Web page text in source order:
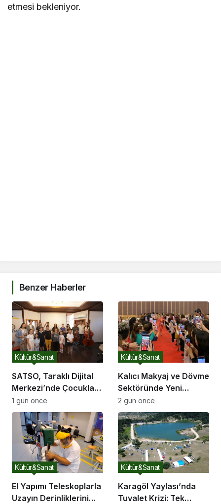
etmesi bekleniyor.
Benzer Haberler
SATSO, Taraklı Dijital
Merkezi’nde Çocukları
Sanatla Buluşturdu
Kültür&Sanat
1 gün önce
Kalıcı Makyaj ve Dövme
Sektöründe Yeni
Dönem: 2026’nın Ana
Gündemi Güvenli
Pigment ve Bilimsel
Eğitim
Kültür&Sanat
2 gün önce
El Yapımı Teleskoplarla
Uzayın Derinliklerini
Kültür&Sanat
Karagöl Yaylası’nda
Tuvalet Krizi: Tek
Kültür&Sanat